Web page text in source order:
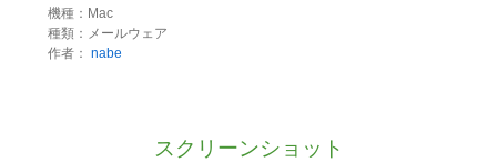
機種：Mac
種類：メールウェア
作者： nabe
スクリーンショット